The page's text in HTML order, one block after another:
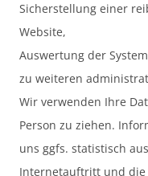
Sicherstellung einer
Website,
Auswertung der
zu weiteren
Wir verwenden Ihre
Person zu ziehen.
uns ggfs. statistisch
Internetauftritt und die